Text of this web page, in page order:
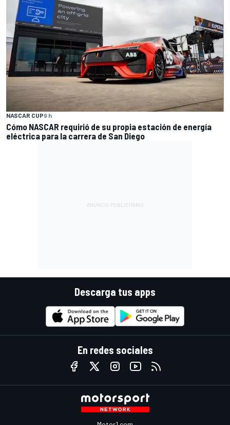
NASCAR CUP9 h
Cómo NASCAR requirió de su propia estación de energía
eléctrica para la carrera de San Diego
Descarga tus apps
En redes sociales